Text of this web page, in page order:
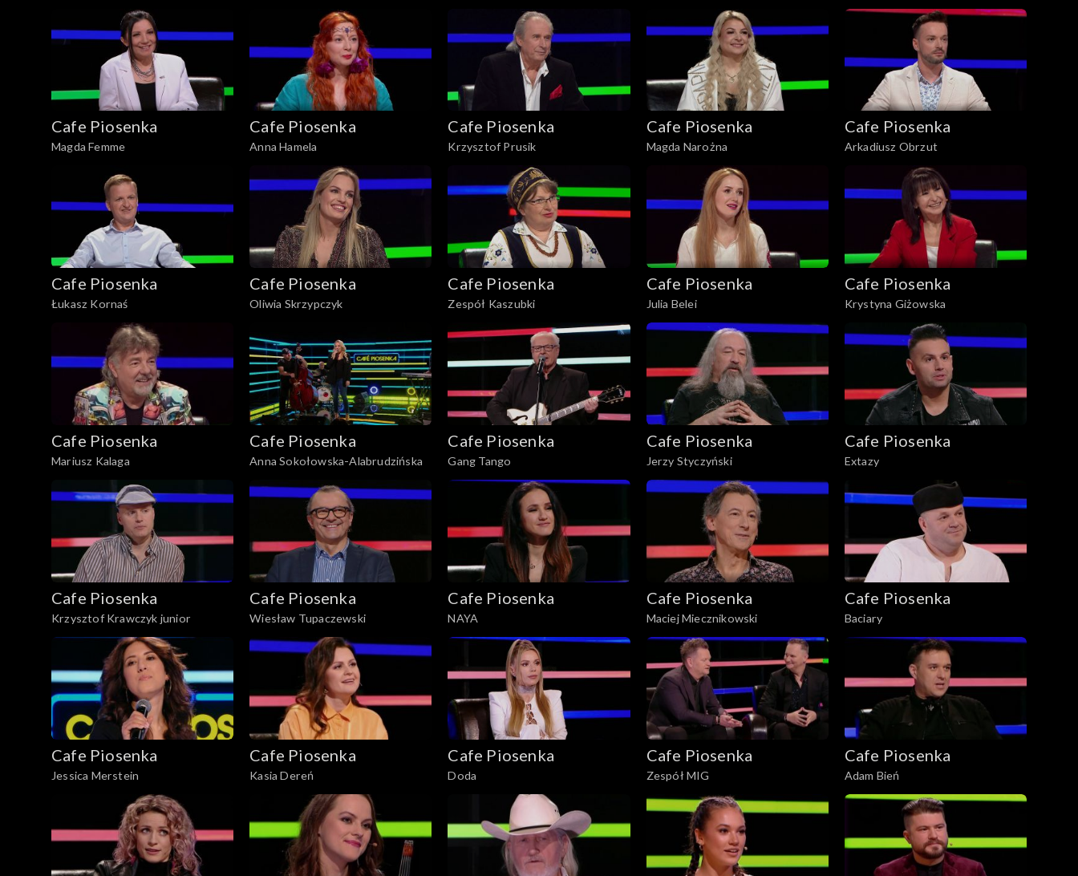
Cafe Piosenka
Magda Femme
Cafe Piosenka
Anna Hamela
Cafe Piosenka
Krzysztof Prusik
Cafe Piosenka
Magda Narożna
Cafe Piosenka
Arkadiusz Obrzut
Cafe Piosenka
Łukasz Kornaś
Cafe Piosenka
Oliwia Skrzypczyk
Cafe Piosenka
Zespół Kaszubki
Cafe Piosenka
Julia Belei
Cafe Piosenka
Krystyna Giżowska
Cafe Piosenka
Mariusz Kalaga
Cafe Piosenka
Anna Sokołowska-Alabrudzińska
Cafe Piosenka
Gang Tango
Cafe Piosenka
Jerzy Styczyński
Cafe Piosenka
Extazy
Cafe Piosenka
Krzysztof Krawczyk junior
Cafe Piosenka
Wiesław Tupaczewski
Cafe Piosenka
NAYA
Cafe Piosenka
Maciej Miecznikowski
Cafe Piosenka
Baciary
Cafe Piosenka
Jessica Merstein
Cafe Piosenka
Kasia Dereń
Cafe Piosenka
Doda
Cafe Piosenka
Zespół MIG
Cafe Piosenka
Adam Bień